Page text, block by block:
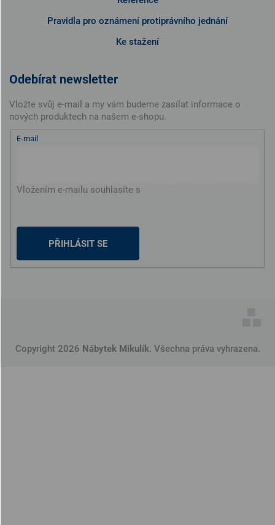
Pravidla pro oznámení protiprávního jednání
Ke stažení
Odebírat newsletter
Vložte svůj e-mail a my vám budeme zasílat informace o
nových produktech na našem e-shopu.
E-mail
Vložením e-mailu souhlasíte s
PŘIHLÁSIT SE
Copyright 2026 Nábytek Mikulík. Všechna práva vyhrazena.